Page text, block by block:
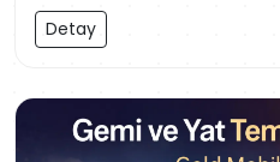
Detay